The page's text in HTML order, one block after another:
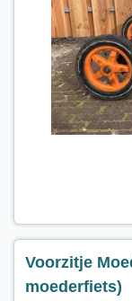
Voorzitje
moederfiets)